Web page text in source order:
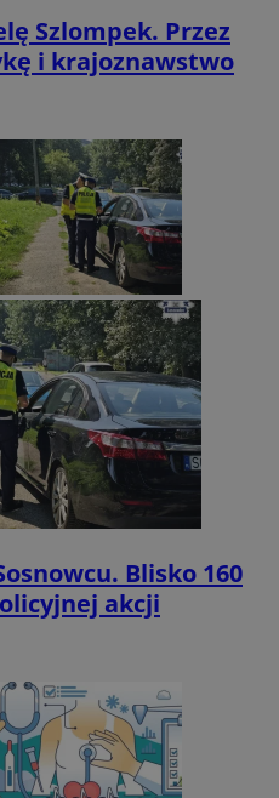
Szlompek. Przez
i krajoznawstwo
Blisko 160
akcji